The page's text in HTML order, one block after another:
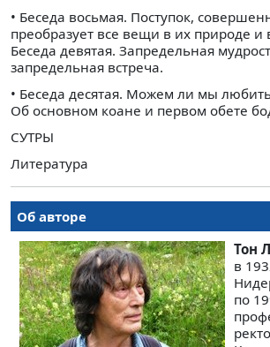
• Беседа восьмая. Поступок,
преобразует все вещи в их природе и
Беседа девятая. Запредельная
запредельная встреча.
• Беседа десятая. Можем ли мы
Об основном коане и первом обете
СУТРЫ
Литература
Об авторе
Тон
в
по